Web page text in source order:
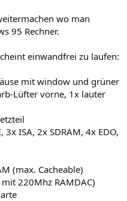
wo man
95 Rechner.
einwandfrei zu laufen:
mit window und grüner
Lüfter vorne, 1x lauter
ISA, 2x SDRAM, 4x EDO,
(max. Cacheable)
220Mhz RAMDAC)